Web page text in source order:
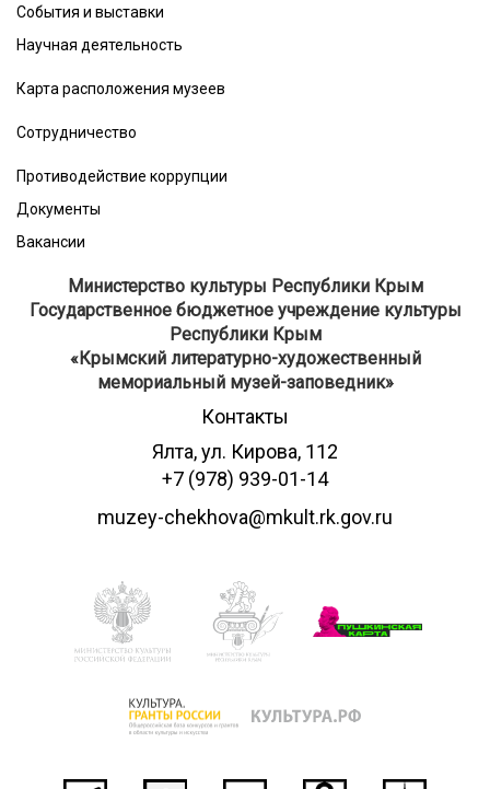
События и выставки
Научная деятельность
Карта расположения музеев
Сотрудничество
Противодействие коррупции
Документы
Вакансии
Министерство культуры Республики Крым
Государственное бюджетное учреждение культуры
Республики Крым
​«Крымский литературно-художественный
мемориальный музей-заповедник»
Контакты
Ялта, ул. Кирова, 112
+7 (978) 939-01-14
muzey-chekhova@mkult.rk.gov.ru